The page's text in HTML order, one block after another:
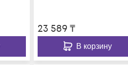
23 589 ₸
В корзину